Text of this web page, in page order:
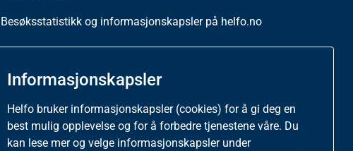
Informasjonskapsler
Helfo bruker informasjonskapsler (cookies) for å gi deg en
best mulig opplevelse og for å forbedre tjenestene våre. Du
kan lese mer og velge informasjonskapsler under
Besøksstatistikk og informasjonskapsler på helfo.no
Tilgjengelighetserklæring